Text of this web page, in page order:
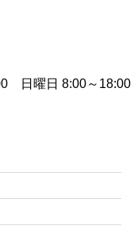
日曜日 8:00～18:00